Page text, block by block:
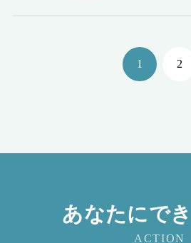
1 2
あなたにで
ACTION